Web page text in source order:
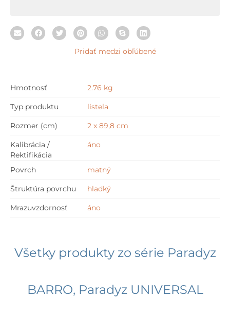
Miedziana
Mat.
cm
Pridať medzi obľúbené
Hmotnosť 2.76 kg
Typ produktu listela
Rozmer (cm) 2 x 89,8 cm
Kalibrácia /
Rektifikácia
áno
Povrch matný
Štruktúra povrchu hladký
Mrazuvzdornosť áno
Všetky produkty zo série Paradyz
BARRO, Paradyz UNIVERSAL